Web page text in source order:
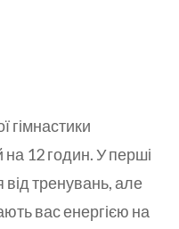
гімнастики
на 12 годин. У перші
тренувань, але
вас енергією на